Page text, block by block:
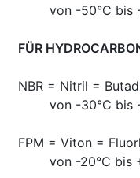
von -50°C bis
FÜR
NBR = Nitril =
von -30°C bis
FPM = Viton =
von -20°C bis